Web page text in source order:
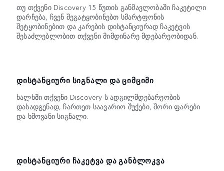
თუ თქვენი Discovery 15 წუთის განმავლობაში ჩაკეტილი
დარჩება, ჩვენ შეგატყობინებთ სმარტფონის
შეტყობინებით და კარების დისტანციურად ჩაკეტვის
შესაძლებლობით თქვენი მიმდინარე მდებარეობიდან.
ᲓᲘᲡᲢᲐᲜᲪᲘᲣᲠᲘ ᲡᲘᲒᲜᲐᲚᲘ ᲓᲐ ᲪᲘᲛᲪᲘᲛᲘ
ხალხში თქვენი Discovery-ს ადგილმდებარეობის
დასადგენად, ჩართეთ საავარიო შუქები, შორი ფარები
და ხმოვანი სიგნალი.
ᲓᲘᲡᲢᲐᲜᲪᲘᲣᲠᲘ ᲩᲐᲙᲔᲢᲕᲐ ᲓᲐ ᲒᲐᲜᲑᲚᲝᲙᲕᲐ